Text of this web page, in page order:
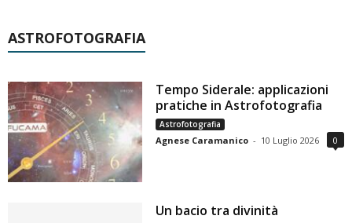
ASTROFOTOGRAFIA
Tempo Siderale: applicazioni
pratiche in Astrofotografia
Astrofotografia
Agnese Caramanico - 10 Luglio 2026 0
Un bacio tra divinità